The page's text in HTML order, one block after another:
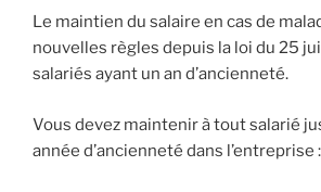
Le maintien du salaire en cas de
nouvelles règles depuis la loi du 25
salariés ayant un an d’ancienneté.
Vous devez maintenir à tout salarié
année d’ancienneté dans l’entreprise :